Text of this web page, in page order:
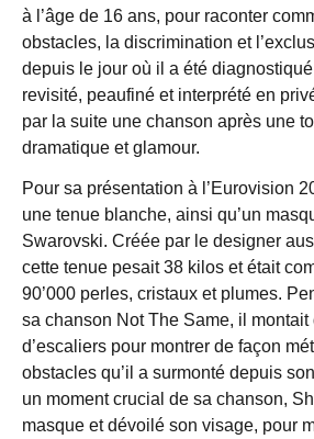
à l’âge de 16 ans, pour raconter
obstacles, la discrimination et
depuis le jour où il a été
revisité, peaufiné et interprété en
par la suite une chanson après une
dramatique et glamour.
Pour sa présentation à l’Eurovision
une tenue blanche, ainsi qu’un
Swarovski. Créée par le designer
cette tenue pesait 38 kilos et était
90’000 perles, cristaux et plumes.
sa chanson Not The Same, il
d’escaliers pour montrer de façon
obstacles qu’il a surmonté depuis
un moment crucial de sa chanson,
masque et dévoilé son visage, pour